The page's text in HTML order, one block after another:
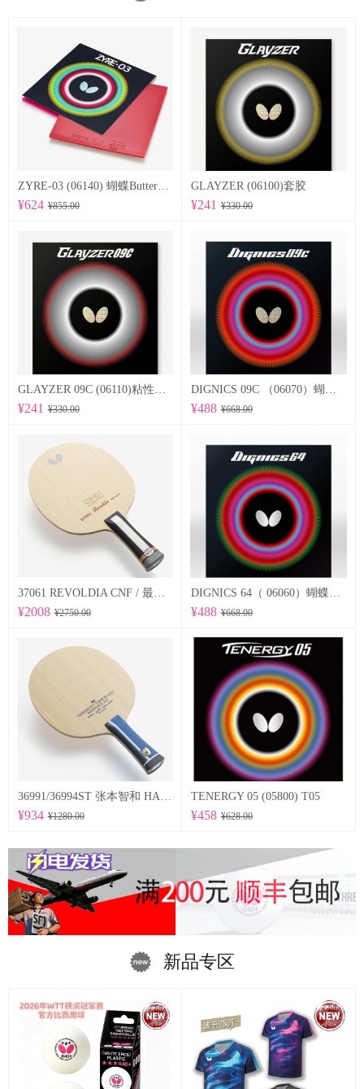
ZYRE-03 (06140) 蝴蝶Butterfly 专业反胶套胶
¥624 ¥855.00
GLAYZER (06100)套胶
¥241 ¥330.00
¥241 ¥330.00 ¥488 ¥668.00
¥2008 ¥2750.00 ¥488 ¥668.00
¥934 ¥1280.00
TENERGY 05 (05800) T05
¥458 ¥628.00
新品专区